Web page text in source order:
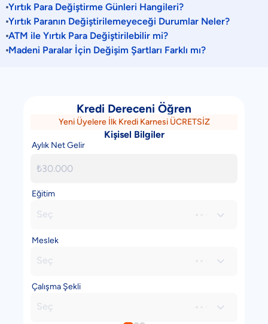
Yırtık Para Değiştirme Günleri Hangileri?
Yırtık Paranın Değiştirilemeyeceği Durumlar Neler?
ATM ile Yırtık Para Değiştirilebilir mi?
Madeni Paralar İçin Değişim Şartları Farklı mı?
Kredi Dereceni Öğren
Yeni Üyelere İlk Kredi Karnesi ÜCRETSİZ
Kişisel Bilgiler
Aylık Net Gelir
Eğitim
Seç 
Meslek
Seç 
Çalışma Şekli
Seç 